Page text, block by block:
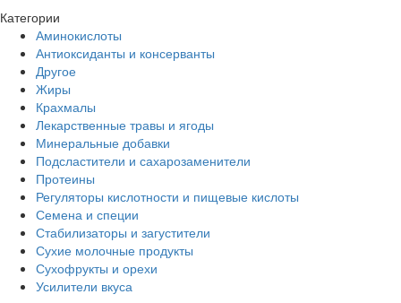
Категории
Аминокислоты
Антиоксиданты и консерванты
Другое
Жиры
Крахмалы
Лекарственные травы и ягоды
Минеральные добавки
Подсластители и сахарозаменители
Протеины
Регуляторы кислотности и пищевые кислоты
Семена и специи
Стабилизаторы и загустители
Сухие молочные продукты
Сухофрукты и орехи
Усилители вкуса